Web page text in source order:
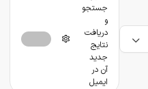
جستجو
و
دریافت
نتایج
جدید
آن در
ایمیل